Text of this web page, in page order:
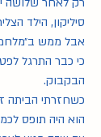
הבקבוק.